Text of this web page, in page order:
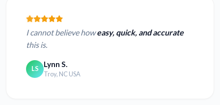
I cannot believe howeasy, quick, and accurate
this is.
LS Lynn S.
Troy, NC USA